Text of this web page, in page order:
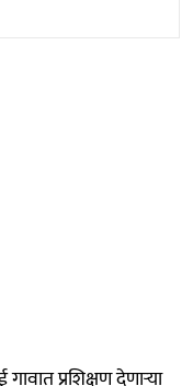
प्रशिक्षण देणाऱ्या